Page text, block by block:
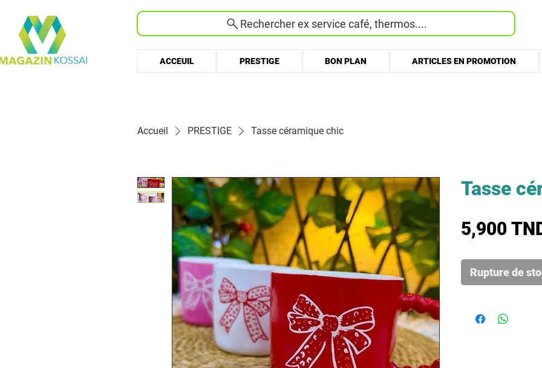
Rechercher ex service café, thermos....
ACCEUIL PRESTIGE BON PLAN ARTICLES EN PROMOTION
Accueil PRESTIGE Tasse céramique chic
Tasse
5,900
Rupture de